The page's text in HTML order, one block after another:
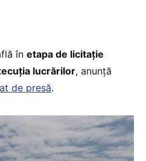
în etapa de licitație
lucrărilor, anunță
de presă.